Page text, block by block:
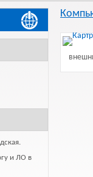
и ЛО в